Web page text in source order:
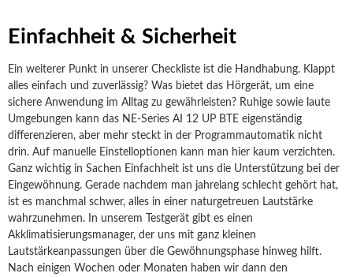
Einfachheit & Sicherheit
Ein weiterer Punkt in unserer Checkliste ist die Handhabung. Klappt
alles einfach und zuverlässig? Was bietet das Hörgerät, um eine
sichere Anwendung im Alltag zu gewährleisten? Ruhige sowie laute
Umgebungen kann das NE-Series AI 12 UP BTE eigenständig
differenzieren, aber mehr steckt in der Programmautomatik nicht
drin. Auf manuelle Einstelloptionen kann man hier kaum verzichten.
Ganz wichtig in Sachen Einfachheit ist uns die Unterstützung bei der
Eingewöhnung. Gerade nachdem man jahrelang schlecht gehört hat,
ist es manchmal schwer, alles in einer naturgetreuen Lautstärke
wahrzunehmen. In unserem Testgerät gibt es einen
Akklimatisierungsmanager, der uns mit ganz kleinen
Lautstärkeanpassungen über die Gewöhnungsphase hinweg hilft.
Nach einigen Wochen oder Monaten haben wir dann den